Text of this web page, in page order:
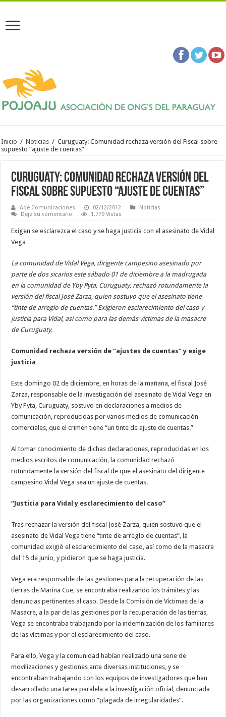
Inicio / Noticias / Curuguaty: Comunidad rechaza versión del Fiscal sobre
supuesto “ajuste de cuentas”
Curuguaty: Comunidad rechaza versión del
Fiscal sobre supuesto “ajuste de cuentas”
Ade Comunicaciones 02/12/2012
Noticias
Deje su comentario
1,779 Vistas
Exigen se esclarezca el caso y se haga justicia con el asesinato de Vidal
Vega
La comunidad de Vidal Vega, dirigente campesino asesinado por
parte de dos sicarios este sábado 01 de diciembre a la madrugada
en la comunidad de Yby Pyta, Curuguaty, rechazó rotundamente la
versión del fiscal José Zarza, quien sostuvo que el asesinato tiene
“tinte de arreglo de cuentas.” Exigieron esclarecimiento del caso y
justicia para Vidal, así como para las demás víctimas de la masacre
de Curuguaty.
Comunidad rechaza versión de “ajustes de cuentas” y exige
justicia
Este domingo 02 de diciembre, en horas de la mañana, el fiscal José
Zarza, responsable de la investigación del asesinato de Vidal Vega en
Yby Pyta, Curuguaty, sostuvo en declaraciones a medios de
comunicación, reproducidas por varios medios de comunicación
comerciales, que el crimen tiene “un tinte de ajuste de cuentas.”
Al tomar conocimiento de dichas declaraciones, reproducidas en los
medios escritos de comunicación, la comunidad rechazó
rotundamente la versión del fiscal de que el asesinato del dirigente
campesino Vidal Vega sea un ajuste de cuentas.
“Justicia para Vidal y esclarecimiento del caso”
Tras rechazar la versión del fiscal José Zarza, quien sostuvo que el
asesinato de Vidal Vega tiene “tinte de arreglo de cuentas”, la
comunidad exigió el esclarecimiento del caso, así como de la masacre
del 15 de junio, y pidieron que se haga justicia.
Vega era responsable de las gestiones para la recuperación de las
tierras de Marina Cue, se encontraba realizando los trámites y las
denuncias pertinentes al caso. Desde la Comisión de Víctimas de la
Masacre, a la par de las gestiones por la recuperación de las tierras,
Vega se encontraba trabajando por la indemnización de los familiares
de las víctimas y por el esclarecimiento del caso.
Para ello, Vega y la comunidad habían realizado una serie de
movilizaciones y gestiones ante diversas instituciones, y se
encontraban trabajando con los equipos de investigadores que han
desarrollado una tarea paralela a la investigación oficial, denunciada
por las organizaciones como “plagada de irregularidades”.